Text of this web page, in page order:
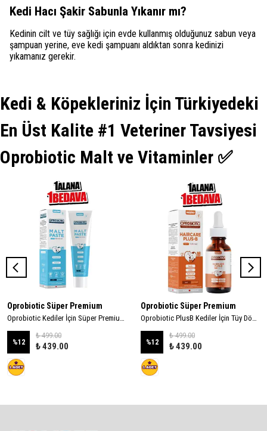
Kedi Hacı Şakir Sabunla Yıkanır mı?
Kedinin cilt ve tüy sağlığı için evde kullanmış olduğunuz sabun veya
şampuan yerine, eve kedi şampuanı aldıktan sonra kedinizi
yıkamanız gerekir.
Kedi & Köpekleriniz İçin Türkiyedeki
En Üst Kalite #1 Veteriner Tavsiyesi
Oprobiotic Malt ve Vitaminler ✅
Oprobiotic Süper Premium
%12
₺ 499.00
₺ 439.00
Oprobiotic Süper Premium
%12
₺ 499.00
₺ 439.00